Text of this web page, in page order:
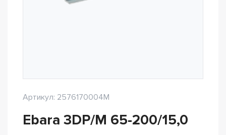
Артикул: 2576170004M
Ebara 3DP/M 65-200/15,0